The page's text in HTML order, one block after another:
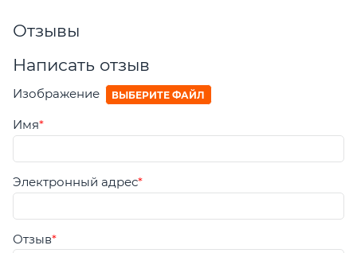
Отзывы
Написать отзыв
Изображение ВЫБЕРИТЕ ФАЙЛ
Имя
Электронный адрес
Отзыв